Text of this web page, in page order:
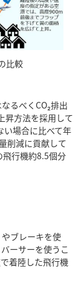
比較
るべくCO₂排出
昇方法を採用して
場合に比べて年
削減に貢献して
飛行機約8.5個分
ブレーキを使
ーサーを使うこ
着陸した飛行機